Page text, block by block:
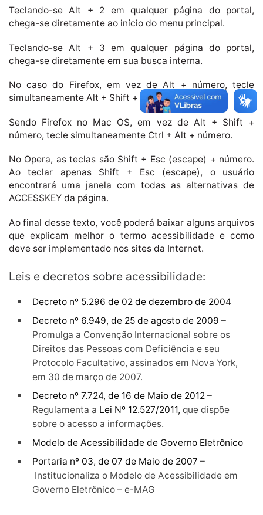
Teclando-se Alt + 2 em qualquer página do portal,
chega-se diretamente ao início do menu principal.
Teclando-se Alt + 3 em qualquer página do portal,
chega-se diretamente em sua busca interna.
No caso do Firefox, em vez de Alt + número, tecle
simultaneamente Alt + Shift + número.
Sendo Firefox no Mac OS, em vez de Alt + Shift +
número, tecle simultaneamente Ctrl + Alt + número.
No Opera, as teclas são Shift + Esc (escape) + número.
Ao teclar apenas Shift + Esc (escape), o usuário
encontrará uma janela com todas as alternativas de
ACCESSKEY da página.
Ao final desse texto, você poderá baixar alguns arquivos
que explicam melhor o termo acessibilidade e como
deve ser implementado nos sites da Internet.
Leis e decretos sobre acessibilidade:
Decreto nº 5.296 de 02 de dezembro de 2004
Decreto nº 6.949, de 25 de agosto de 2009 –
Promulga a Convenção Internacional sobre os
Direitos das Pessoas com Deficiência e seu
Protocolo Facultativo, assinados em Nova York,
em 30 de março de 2007.
Decreto nº 7.724, de 16 de Maio de 2012 –
Regulamenta a Lei Nº 12.527/2011, que dispõe
sobre o acesso a informações.
Modelo de Acessibilidade de Governo Eletrônico
Portaria nº 03, de 07 de Maio de 2007 –
Institucionaliza o Modelo de Acessibilidade em
Governo Eletrônico – e-MAG